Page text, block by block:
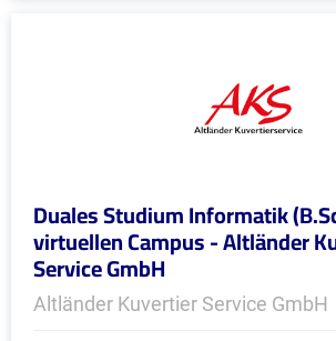
Duales Studium Informatik
virtuellen Campus - Altländer
Service GmbH
Altländer Kuvertier Service GmbH